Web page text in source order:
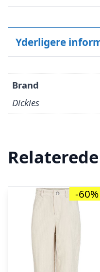
Yderligere
Brand
Dickies
-60%